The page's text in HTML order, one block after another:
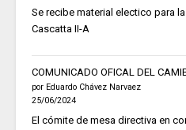
Se recibe material electico para
Cascatta II-A
COMUNICADO OFICAL DEL
por Eduardo Chávez Narvaez
25/06/2024
El cómite de mesa directiva en